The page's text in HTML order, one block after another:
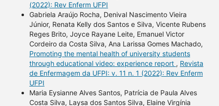
(2022): Rev Enferm UFPI
Gabriela Araújo Rocha, Denival Nascimento Vieira
Júnior, Renata Kelly dos Santos e Silva, Vicente Rubens
Reges Brito, Joyce Rayane Leite, Emanuel Victor
Cordeiro da Costa Silva, Ana Larissa Gomes Machado,
Promoting the mental health of university students
through educational video: experience report , Revista
de Enfermagem da UFPI: v. 11 n. 1 (2022): Rev Enferm
UFPI
Maria Eysianne Alves Santos, Patrícia de Paula Alves
Costa Silva, Laysa dos Santos Silva, Elaine Virgínia